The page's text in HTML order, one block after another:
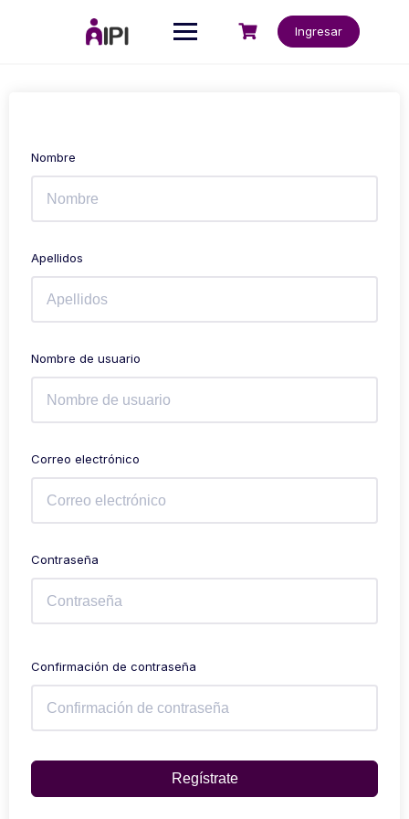
Ingresar
Nombre
Apellidos
Nombre de usuario
Correo electrónico
Contraseña
Confirmación de contraseña
Regístrate